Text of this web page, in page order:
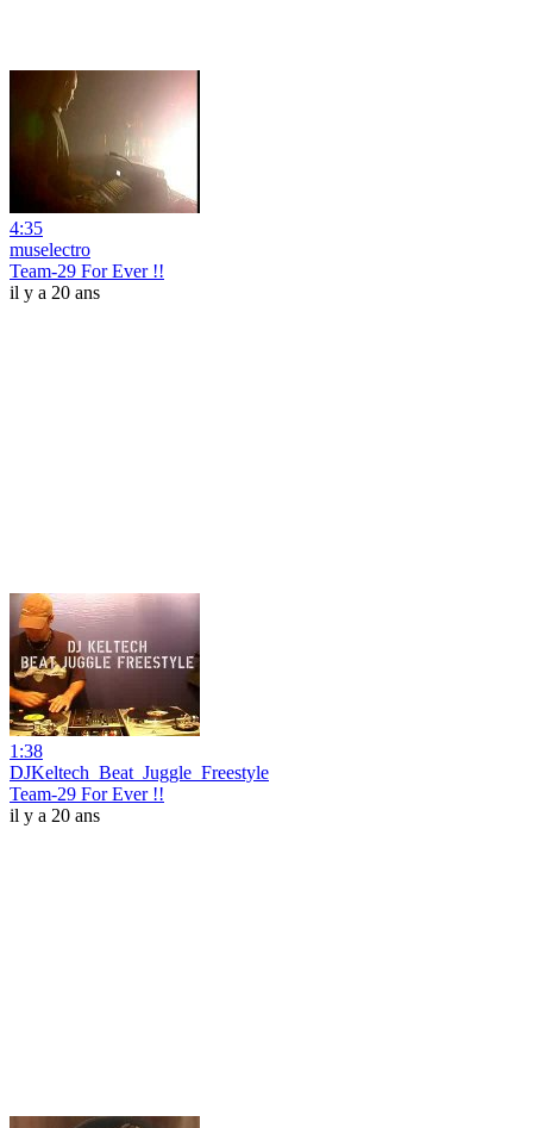
4:35
muselectro
Team-29 For Ever !!
il y a 20 ans
1:38
DJKeltech_Beat_Juggle_Freestyle
Team-29 For Ever !!
il y a 20 ans